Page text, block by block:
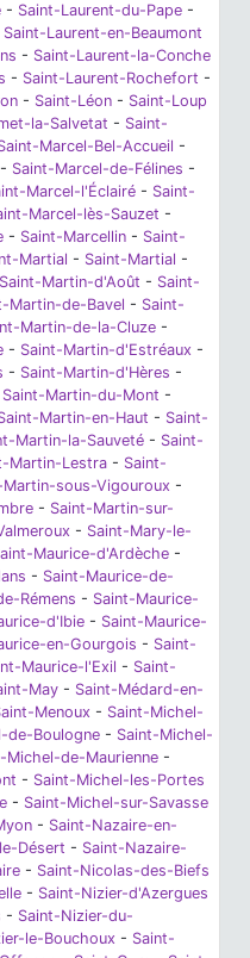
- Saint-Laurent-du-Pape -
Saint-Laurent-en-Beaumont
- Saint-Laurent-la-Conche
- Saint-Laurent-Rochefort -
- Saint-Léon - Saint-Loup
la-Salvetat - Saint-
Marcel-Bel-Accueil -
- Saint-Marcel-de-Félines -
Marcel-l'Éclairé - Saint-
Marcel-lès-Sauzet -
- Saint-Marcellin - Saint-
Martial - Saint-Martial -
Saint-Martin-d'Août - Saint-
Martin-de-Bavel - Saint-
Martin-de-la-Cluze -
- Saint-Martin-d'Estréaux -
- Saint-Martin-d'Hères -
Saint-Martin-du-Mont -
Martin-en-Haut - Saint-
Martin-la-Sauveté - Saint-
Martin-Lestra - Saint-
Martin-sous-Vigouroux -
- Saint-Martin-sur-
- Saint-Mary-le-
Maurice-d'Ardèche -
- Saint-Maurice-de-
Rémens - Saint-Maurice-
d'Ibie - Saint-Maurice-
en-Gourgois - Saint-
Maurice-l'Exil - Saint-
May - Saint-Médard-en-
Menoux - Saint-Michel-
de-Boulogne - Saint-Michel-
Michel-de-Maurienne -
- Saint-Michel-les-Portes
- Saint-Michel-sur-Savasse
- Saint-Nazaire-en-
Désert - Saint-Nazaire-
- Saint-Nicolas-des-Biefs
- Saint-Nizier-d'Azergues
- Saint-Nizier-du-
le-Bouchoux - Saint-